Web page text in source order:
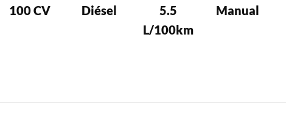
100 CV Diésel
5.5
L/100km
Manual